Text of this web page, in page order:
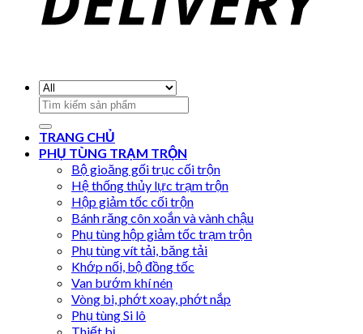
Search
for:
TRANG CHỦ
PHỤ TÙNG TRẠM TRỘN
Bộ gioăng gối trục cối trộn
Hệ thống thủy lực trạm trộn
Hộp giảm tốc cối trộn
Bánh răng côn xoắn và vành chậu
Phụ tùng hộp giảm tốc trạm trộn
Phụ tùng vít tải, băng tải
Khớp nối, bộ đồng tốc
Van bướm khí nén
Vòng bi, phớt xoay, phớt nắp
Phụ tùng Si lô